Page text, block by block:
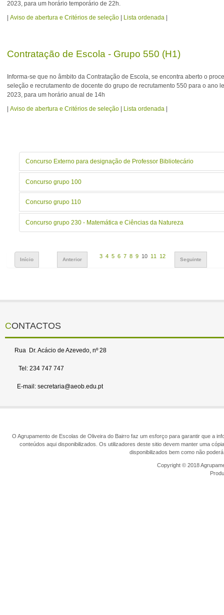
2023, para um horário temporário de 22h.
|Aviso de abertura e Critérios de seleção Lista ordenada
Contratação de Escola - Grupo 550 (H1)
Informa-se que no âmbito da Contratação de Escola, se encontra aberto o
seleção e recrutamento de docente do grupo de recrutamento 550 para o ano
2023, para um horário anual de 14h
|Aviso de abertura e Critérios de seleção Lista ordenada
Concurso Externo para designação de Professor Bibliotecário
Concurso grupo 100
Concurso grupo 110
Concurso grupo 230 - Matemática e Ciências da Natureza
Início Anterior
3 4 5 6 7 8 9 10 11 12
Seguinte
CONTACTOS
Rua Dr. Acácio de Azevedo, nº 28
Tel: 234 747 747
E-mail: secretaria@aeob.edu.pt
O Agrupamento de Escolas de Oliveira do Bairro faz um esforço para garantir que a
conteúdos aqui disponibilizados. Os utilizadores deste sitio devem manter uma
disponibilizados bem como não
Copyright © 2018